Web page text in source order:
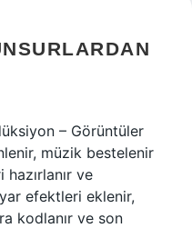
– Görüntüler
müzik bestelenir
ve
efektleri eklenir,
kodlanır ve son